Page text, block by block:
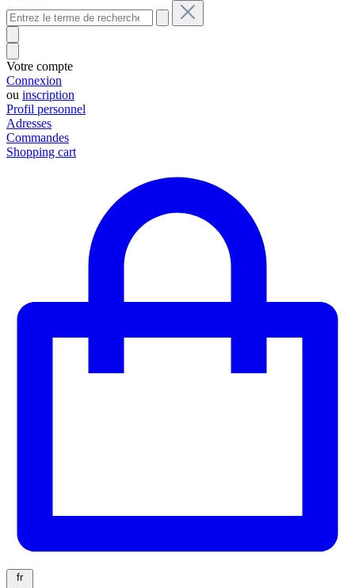
Votre compte
Connexion
ou inscription
Profil personnel
Adresses
Commandes
Shopping cart
fr